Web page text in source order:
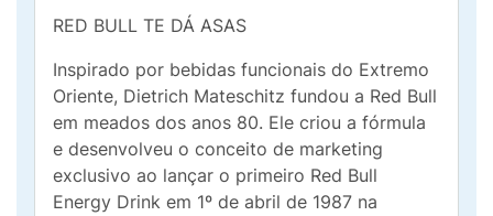
RED BULL TE DÁ ASAS
Inspirado por bebidas funcionais do Extremo
Oriente, Dietrich Mateschitz fundou a Red Bull
em meados dos anos 80. Ele criou a fórmula
e desenvolveu o conceito de marketing
exclusivo ao lançar o primeiro Red Bull
Energy Drink em 1º de abril de 1987 na